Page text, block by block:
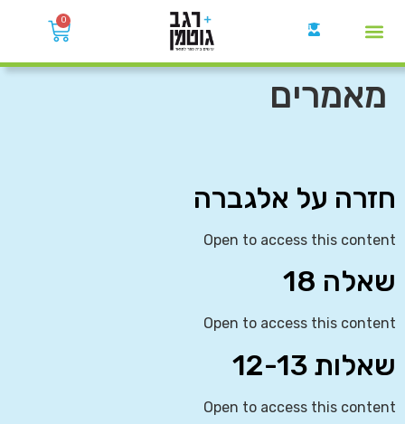
0
מאמרים
חזרה על אלגברה
Open to access this content
שאלה 18
Open to access this content
שאלות 12-13
Open to access this content